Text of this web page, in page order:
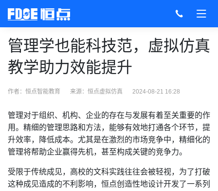
管理学也能科技范，虚拟仿真
教学助力效能提升
作者：恒点智能教育 来源： 恒点虚拟仿真 2024-08-21 16:28
管理对于组织、机构、企业的存在与发展有着至关重要的作
用。精细的管理思路和方法，能够有效地打通各个环节，提
升效率，降低成本。尤其是在激烈的市场竞争中，精细化的
管理将帮助企业赢得先机，甚至构成关键的竞争力。
受限于传统成见，高校的文科实践往往会被轻视，为了打破
这种成见造成的不利影响，恒点创造性地设计开发了一系列